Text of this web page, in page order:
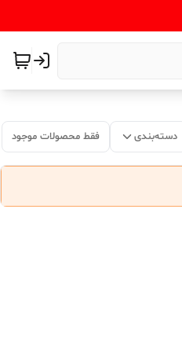
دسته‌بندی فقط محصولات موجود